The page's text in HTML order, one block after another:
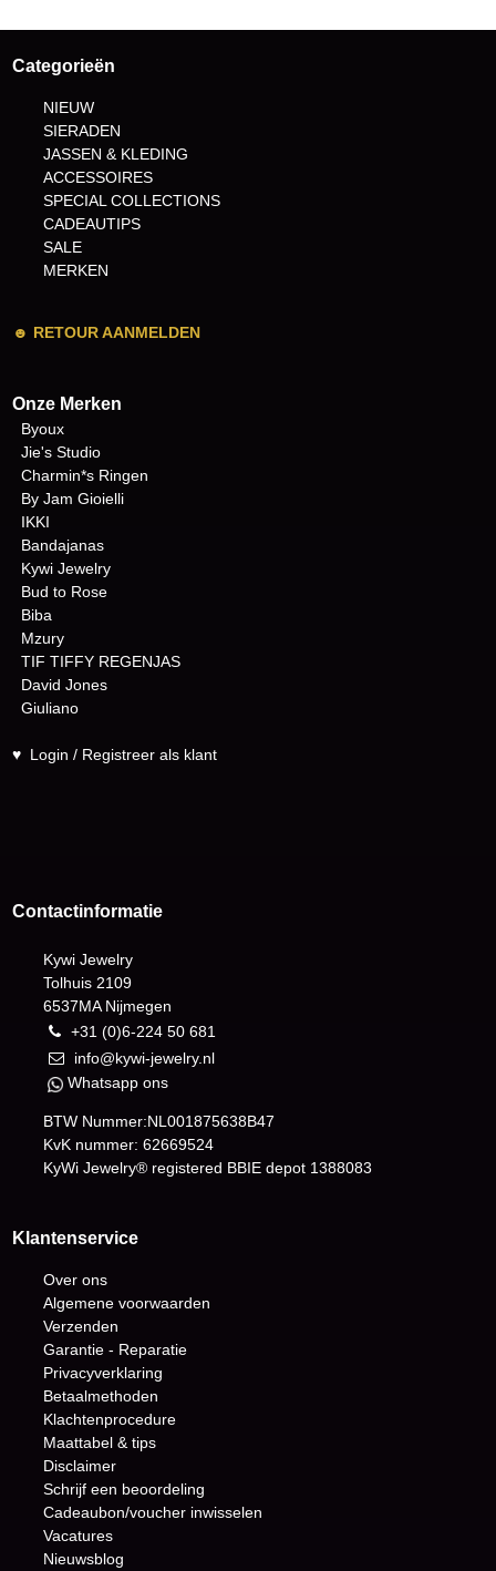
Categorieën
NIEUW
SIERADEN
JASSEN & KLEDING
ACCESSOIRES
SPECIAL COLLECTIONS
CADEAUTIPS
SALE
MERKEN
☻ RETOUR AANMELDEN
Onze Merken
Byoux
Jie's Studio
Charmin*s Ringen
By Jam Gioielli
IKKI
Bandajanas
Kywi Jewelry
Bud to Rose
Biba
Mzury
TIF TIFFY REGENJAS
David Jones
Giuliano
♥ Login / Registreer als klant
Contactinformatie
Kywi Jewelry
Tolhuis 2109
6537MA Nijmegen
+31 (0)6-224 50 681
info@kywi-jewelry.nl
Whatsapp ons
BTW Nummer:NL001875638B47
KvK nummer: 62669524
KyWi Jewelry® registered BBIE depot 1388083
Klantenservice
Over ons
Algemene voorwaarden
Verzenden
Garantie - Reparatie
Privacyverklaring
Betaalmethoden
Klachtenprocedure
Maattabel & tips
Disclaimer
Schrijf een beoordeling
Cadeaubon/voucher inwisselen
Vacatures
Nieuwsblog